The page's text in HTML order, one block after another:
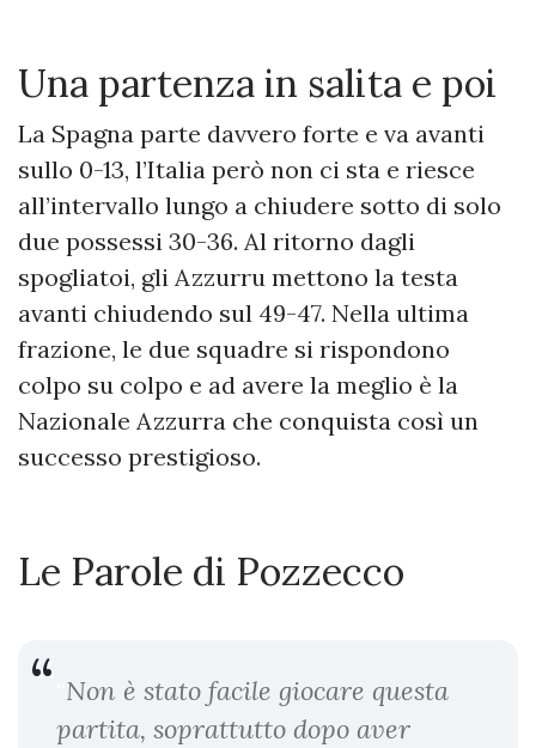
Una partenza in salita e poi
La Spagna parte davvero forte e va avanti
sullo 0-13, l’Italia però non ci sta e riesce
all’intervallo lungo a chiudere sotto di solo
due possessi 30-36. Al ritorno dagli
spogliatoi, gli Azzurru mettono la testa
avanti chiudendo sul 49-47. Nella ultima
frazione, le due squadre si rispondono
colpo su colpo e ad avere la meglio è la
Nazionale Azzurra che conquista così un
successo prestigioso.
Le Parole di Pozzecco
Non è stato facile giocare questa
partita, soprattutto dopo aver